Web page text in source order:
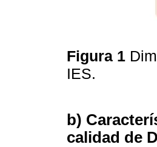
Figura 1
IES.
b)
calidad de